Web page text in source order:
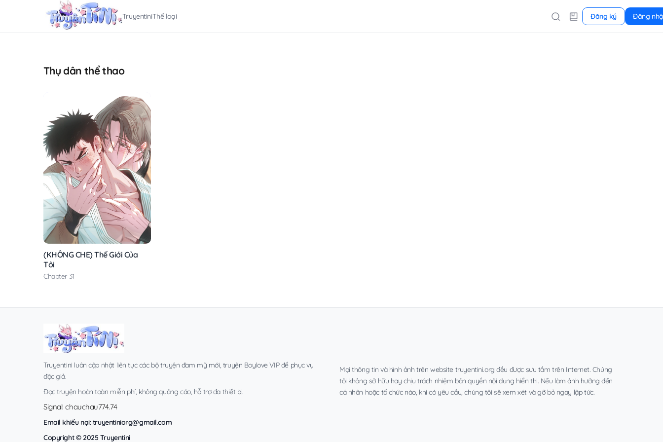
TruyentiniThể loại Đăng ký Đăng
Thụ dân thể thao
(KHÔNG CHE) Thế Giới Của
Tôi
Chapter 31
Truyentini luôn cập nhật liên tục các bộ truyện đam mỹ mới, truyện Boylove VIP để phục vụ
độc giả.
Đọc truyện hoàn toàn miễn phí, không quảng cáo, hỗ trợ đa thiết bị.
Signal: chauchau774.74
Email khiếu nại:truyentiniorg@gmail.com
Copyright © 2025 Truyentini
Mọi thông tin và hình ảnh trên website truyentini.org đều được sưu tầm trên Internet. Chúng
tôi không sở hữu hay chịu trách nhiệm bản quyền nội dung hiển thị. Nếu làm ảnh hưởng đến
cá nhân hoặc tổ chức nào, khi có yêu cầu, chúng tôi sẽ xem xét và gỡ bỏ ngay lập tức.